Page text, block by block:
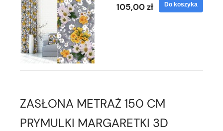
105,00 zł Do koszyka
ZASŁONA METRAŻ 150 CM
PRYMULKI MARGARETKI 3D